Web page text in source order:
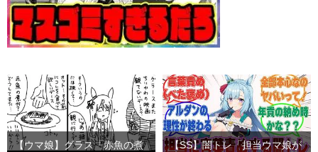
【ウマ娘】グラス「赤魚の煮
【SS】闇トレ「担当ウマ娘が